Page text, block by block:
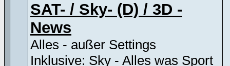
SAT- / Sky- (D) / 3D -
News
Alles - außer Settings
Inklusive: Sky - Alles was Sport